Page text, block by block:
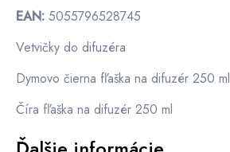
EAN: 5055796528745
Vetvičky do difuzéra
Dymovo čierna fľaška na difuzér 250 ml
Číra fľaška na difuzér 250 ml